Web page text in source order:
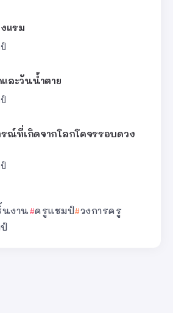
แรม
ละวันน้ำตาย
ณ์ที่เกิดจากโลกโคจรรอบดวง
นงาน ครูแชมป์ วงการครู